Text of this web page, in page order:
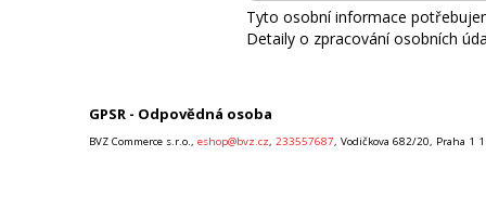
Tyto osobní informace
Detaily o zpracování osobních
GPSR - Odpovědná osoba
BVZ Commerce s.r.o., eshop@bvz.cz, 233557687, Vodičkova 682/20, Praha 1